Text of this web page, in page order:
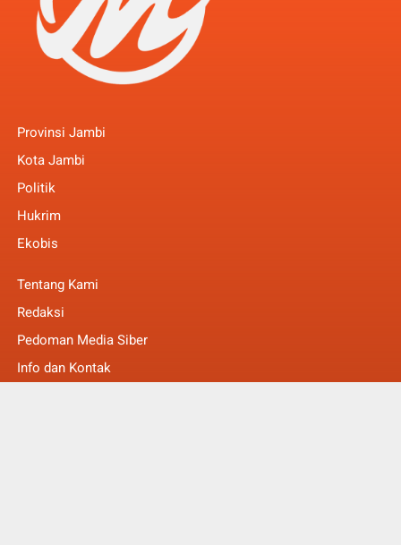
Provinsi Jambi
Kota Jambi
Politik
Hukrim
Ekobis
Tentang Kami
Redaksi
Pedoman Media Siber
Info dan Kontak